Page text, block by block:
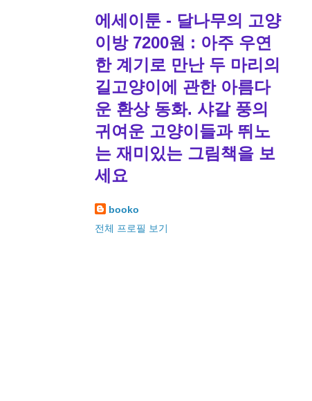
에세이툰 - 달나무의 고양
이방 7200원 : 아주 우연
한 계기로 만난 두 마리의
길고양이에 관한 아름다
운 환상 동화. 샤갈 풍의
귀여운 고양이들과 뛰노
는 재미있는 그림책을 보
세요
booko
전체 프로필 보기